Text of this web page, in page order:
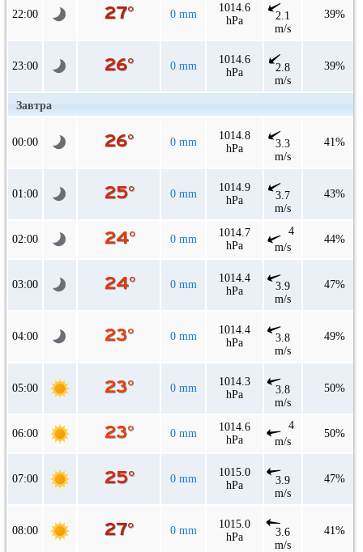
22:00 0 mm
1014.6
hPa
2.1
m/s
39%
23:00 0 mm
1014.6
hPa
2.8
m/s
39%
Завтра
00:00 0 mm
1014.8
hPa
3.3
m/s
41%
01:00 0 mm
1014.9
hPa
3.7
m/s
43%
02:00 0 mm
1014.7
hPa
4
m/s
44%
03:00 0 mm
1014.4
hPa
3.9
m/s
47%
04:00 0 mm
1014.4
hPa
3.8
m/s
49%
05:00 0 mm
1014.3
hPa
3.8
m/s
50%
06:00 0 mm
1014.6
hPa
4
m/s
50%
07:00 0 mm
1015.0
hPa
3.9
m/s
47%
08:00 0 mm
1015.0
hPa
3.6
m/s
41%